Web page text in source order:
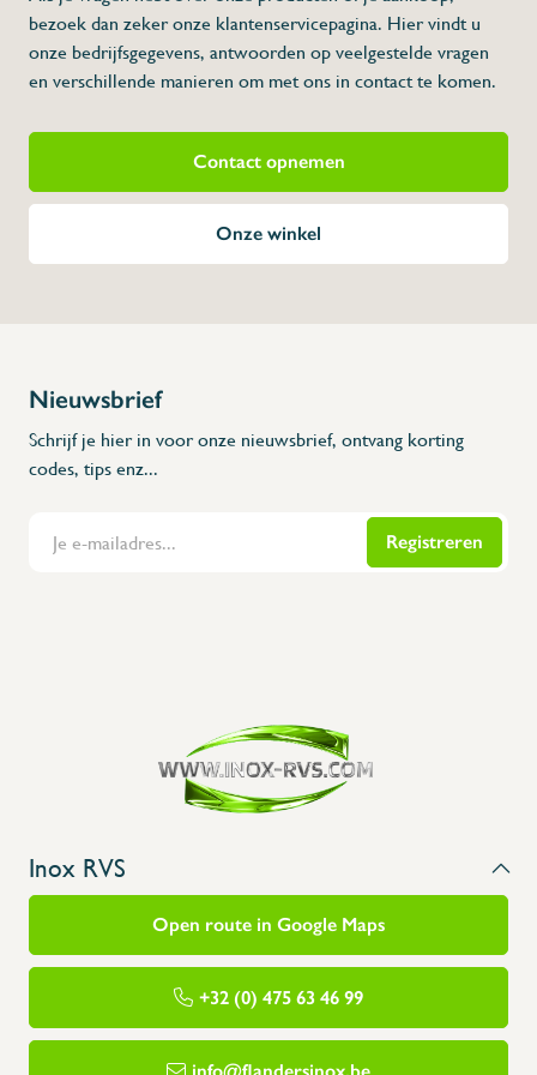
* Afmetingen: 210 x 240 x 380 x 3/8" (L x
Flanders Inox | Karperstraat 6, 8400 Oostende | België | BNP Paribas Fortis:
bezoek dan zeker onze klantenservicepagina. Hier vindt u
onze bedrijfsgegevens, antwoorden op veelgestelde vragen
en verschillende manieren om met ons in contact te komen.
Contact opnemen
Onze winkel
Nieuwsbrief
Schrijf je hier in voor onze nieuwsbrief, ontvang korting
codes, tips enz...
Registreren
Inox RVS
Open route in Google Maps
+32 (0) 475 63 46 99